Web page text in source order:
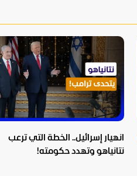
انهيار إسرائيل.. الخطة التي ترعب
نتانياهو وتهدد حكومته!